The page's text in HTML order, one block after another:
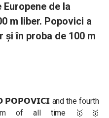
de la
m liber. Popovici a
și în proba de 100 m
and the fourth
of all time 🥇🥇